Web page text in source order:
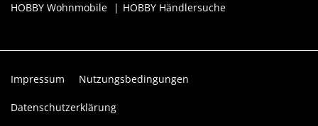
HOBBY Wohnmobile HOBBY Händlersuche
Impressum Nutzungsbedingungen
Datenschutzerklärung